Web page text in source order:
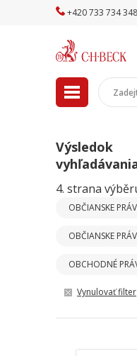
+420733 734348
Výsledok
4. strana
OBČIANSKE
OBČIANSKE
OBCHODNÉ
Vynulovať filter